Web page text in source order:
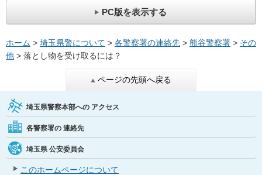
PC版を表示する
ホーム > 埼玉県警について > 各警察署の連絡先 > 熊谷警察署 > その
他 > 落とし物を受け取るには？
ページの先頭へ戻る
埼玉県警察本部への アクセス
各警察署の 連絡先
埼玉県 公安委員会
このホームページについて